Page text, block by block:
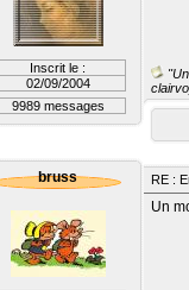
Inscrit le :
02/09/2004
9989 messages
bruss RE :
Un